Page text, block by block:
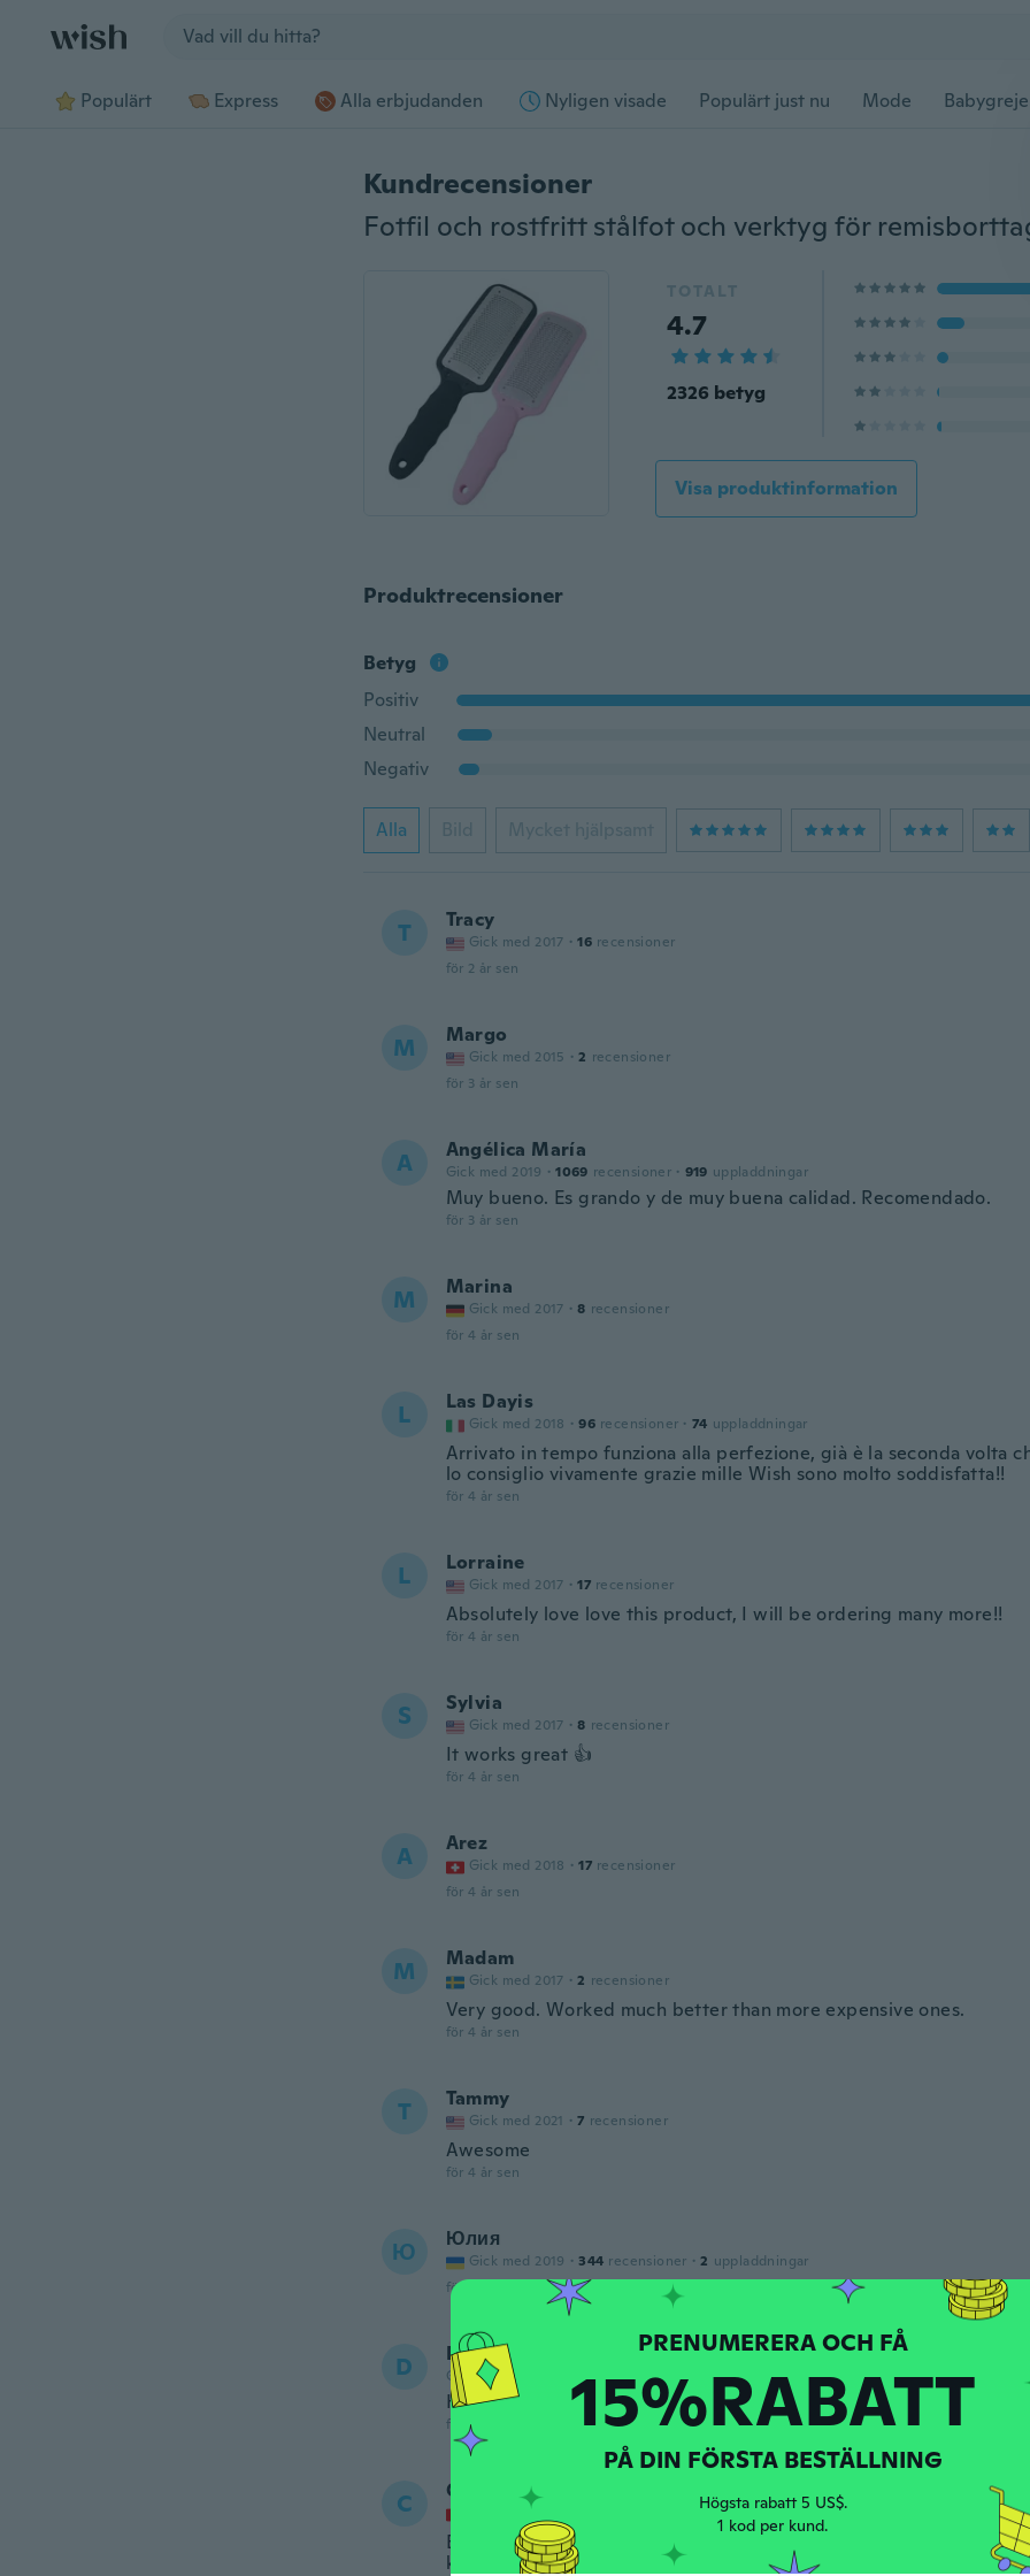
Populärt Express Alla erbjudanden Nyligen visade Populärt just nu Mode
Kundrecensioner
Fotfil och rostfritt stålfot och verktyg för
TOTALT
4.7
2326 betyg
Visa produktinformation
Produktrecensioner
Betyg
Positiv
Neutral
Negativ
Alla Bild Mycket hjälpsamt
T Tracy
Gick med 2017 · 16 recensioner
för 2 år sen
M Margo
Gick med 2015 · 2 recensioner
för 3 år sen
A Angélica María
Gick med 2019 · 1069 recensioner · 919 uppladdningar
Muy bueno. Es grando y de muy buena calidad. Recomendado.
för 3 år sen
M Marina
Gick med 2017 · 8 recensioner
för 4 år sen
L Las Dayis
Gick med 2018 · 96 recensioner · 74 uppladdningar
Arrivato in tempo funziona alla perfezione, già è la seconda volta
lo consiglio vivamente grazie mille Wish sono molto soddisfatta!!
för 4 år sen
L Lorraine
Gick med 2017 · 17 recensioner
Absolutely love love this product, I will be ordering many more!!
för 4 år sen
S Sylvia
Gick med 2017 · 8 recensioner
It works great 👍
för 4 år sen
A Arez
Gick med 2018 · 17 recensioner
för 4 år sen
M Madam
Gick med 2017 · 2 recensioner
Very good. Worked much better than more expensive ones.
för 4 år sen
T Tammy
Gick med 2021 · 7 recensioner
Awesome
för 4 år sen
Ю Юлия
Gick med 2019 · 344 recensioner · 2 uppladdningar
för 4 år sen
D Diannee
Gick med 2017 recensioner 361 uppladdningar
Haven’t tried it but looks good
för 4 år sen
C C.
Gick med 2017
Ez ajándék lesz remélem ugyan olyan jó mint amit én rendeltem. A
kiváloak. Sok időt sporol meg vele az ember más produktokhoz
PRENUMERERA OCH FÅ
15%RABATT
PÅ DIN FÖRSTA BESTÄLLNING
Högsta rabatt 5 US$.
1 kod per kund.